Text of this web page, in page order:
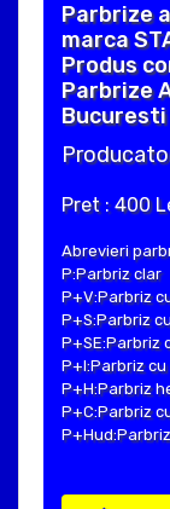
Parbrize
marca
Produs
Parbrize
Bucuresti
Pret : 400
Abrevieri
P:Parbriz clar
P+V:Parbriz
P+S:Parbriz
P+SE:Parbriz
P+I:Parbriz
P+H:Parbriz
P+C:Parbriz